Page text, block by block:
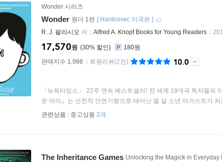
Wonder 시리즈
Wonder 원더 1편 [ Hardcover 미국판 ]
R. J. 팔라시오 저 Alfred A. Knopf Books for Young Readers
30%
17,570원
180원
판매지수 1,986
회원리뷰(2건) 10.0
「뉴욕타임스」 22주 연속 베스트셀러! 전 세계 19개국 독자들
운 아이』는 선천적 안면기형으로 태어난 열 살 소년 어거스트가
관련상품 : 중고상품 2개
The Inheritance Games Unlocking the Magick in Everyday